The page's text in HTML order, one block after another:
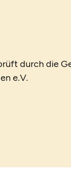
durch die
e.V.